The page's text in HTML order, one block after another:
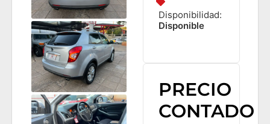
Disponibilidad:
Disponible
PRECIO
CONTADO